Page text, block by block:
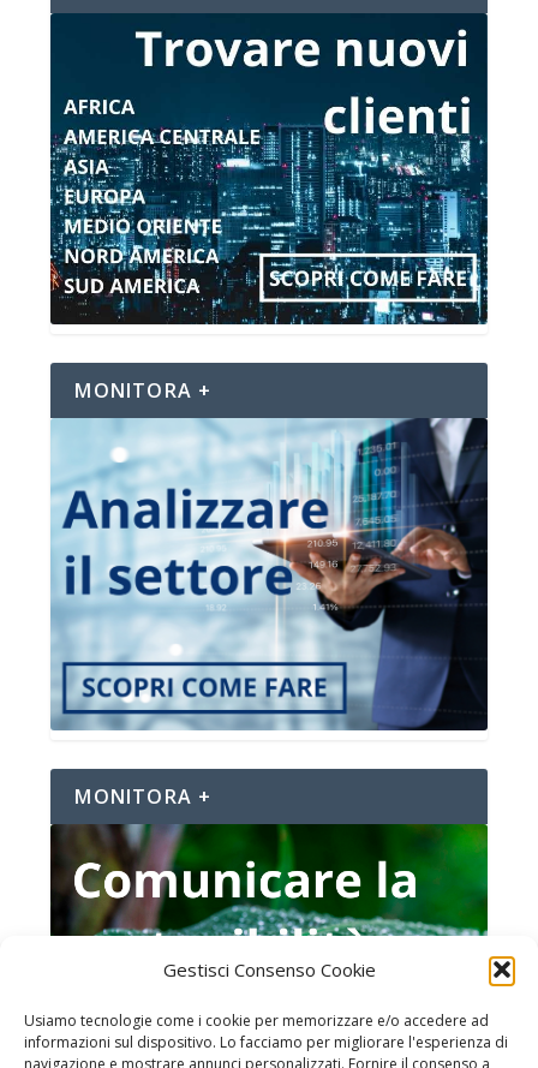
Gestisci Consenso Cookie
Usiamo tecnologie come i cookie per memorizzare e/o accedere ad
informazioni sul dispositivo. Lo facciamo per migliorare l'esperienza di
navigazione e mostrare annunci personalizzati. Fornire il consenso a
MONITORA +
MONITORA +